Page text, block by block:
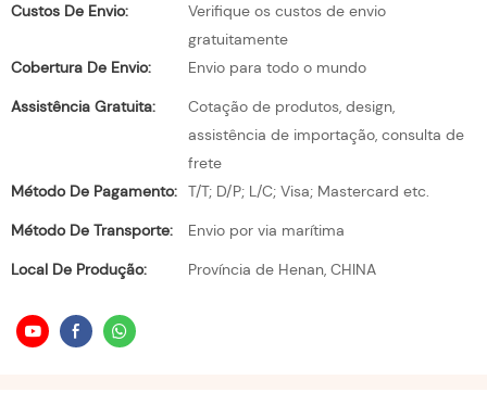
Custos De Envio:
Verifique os custos de envio
gratuitamente
Cobertura De Envio:
Envio para todo o mundo
Assistência Gratuita:
Cotação de produtos, design,
assistência de importação, consulta de
frete
Método De Pagamento: T/T; D/P; L/C; Visa; Mastercard etc.
Método De Transporte:
Envio por via marítima
Local De Produção:
Província de Henan, CHINA